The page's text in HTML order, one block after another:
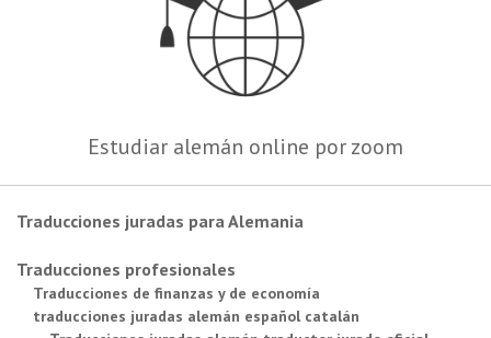
Estudiar alemán online por zoom
Traducciones juradas para Alemania
Traducciones profesionales
Traducciones de finanzas y de economía
traducciones juradas alemán español catalán